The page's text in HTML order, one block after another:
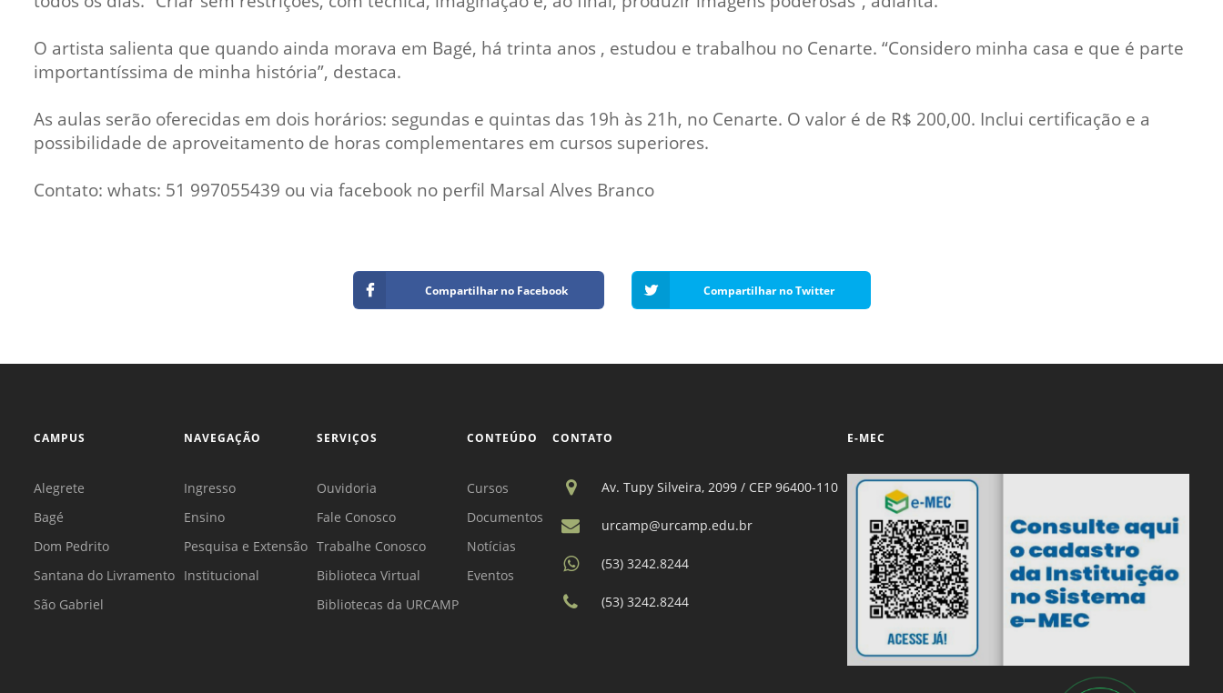
O artista salienta que quando ainda morava em Bagé, há trinta anos , estudou e trabalhou no Cenarte. “Considero minha casa e que é parte
importantíssima de minha história”, destaca.
As aulas serão oferecidas em dois horários: segundas e quintas das 19h às 21h, no Cenarte. O valor é de R$ 200,00. Inclui certificação e a
possibilidade de aproveitamento de horas complementares em cursos superiores.
Contato: whats: 51 997055439 ou via facebook no perfil Marsal Alves Branco
Compartilhar no Facebook Compartilhar no Twitter
CAMPUS
Alegrete
Bagé
Dom Pedrito
Santana do Livramento
São Gabriel
NAVEGAÇÃO
Ingresso
Ensino
Pesquisa e Extensão
Institucional
SERVIÇOS
Ouvidoria
Fale Conosco
Trabalhe Conosco
Biblioteca Virtual
Bibliotecas da URCAMP
CONTEÚDO
Cursos
Documentos
Notícias
Eventos
CONTATO
Av. Tupy Silveira, 2099 / CEP 96400-110
urcamp@urcamp.edu.br
(53) 3242.8244
(53) 3242.8244
E-MEC